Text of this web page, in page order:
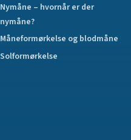
Nymåne – hvornår er der
nymåne?
Måneformørkelse og blodmåne
Solformørkelse